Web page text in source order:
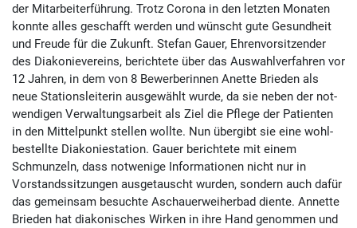
der Mit­arbeiter­führung. Trotz Corona in den letzten Monaten
konnte alles geschafft werden und wünscht gute Gesund­heit
und Freude für die Zukunft. Stefan Gauer, Ehren­vor­sitzender
des Diakonie­vereins, berichtete über das Auswahl­verfahren vor
12 Jahren, in dem von 8 Bewer­berinnen Anette Brieden als
neue Stations­leiterin aus­gewählt wurde, da sie neben der not­
wendigen Ver­waltungs­arbeit als Ziel die Pflege der Patienten
in den Mittel­punkt stellen wollte. Nun übergibt sie eine wohl­
bestellte Dia­konie­station. Gauer berichtete mit einem
Schmunzeln, dass not­wenige Informa­tionen nicht nur in
Vorstands­sitzungen aus­getauscht wurden, sondern auch dafür
das gemein­sam besuchte Aschaue­rweiherbad diente. Annette
Brieden hat diakonisches Wirken in ihre Hand genommen und